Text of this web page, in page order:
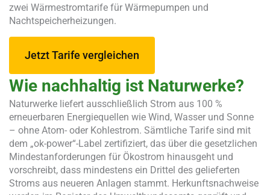
zwei Wärmestromtarife für Wärmepumpen und
Nachtspeicherheizungen.
Jetzt Tarife vergleichen
Wie nachhaltig ist Naturwerke?
Naturwerke liefert ausschließlich Strom aus 100 %
erneuerbaren Energiequellen wie Wind, Wasser und Sonne
– ohne Atom- oder Kohlestrom. Sämtliche Tarife sind mit
dem „ok-power“-Label zertifiziert, das über die gesetzlichen
Mindestanforderungen für Ökostrom hinausgeht und
vorschreibt, dass mindestens ein Drittel des gelieferten
Stroms aus neueren Anlagen stammt. Herkunftsnachweise